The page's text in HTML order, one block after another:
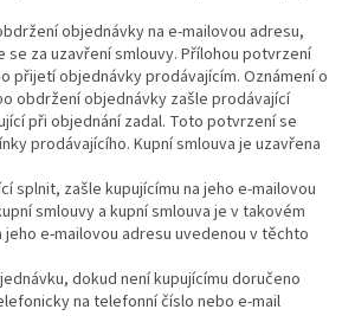
objednávky na e-mailovou adresu,
za uzavření smlouvy. Přílohou potvrzení
přijetí objednávky prodávajícím. Oznámení o
obdržení objednávky zašle prodávající
při objednání zadal. Toto potvrzení se
prodávajícího. Kupní smlouva je uzavřena
splnit, zašle kupujícímu na jeho e-mailovou
smlouvy a kupní smlouva je v takovém
e-mailovou adresu uvedenou v těchto
dokud není kupujícímu doručeno
na telefonní číslo nebo e-mail